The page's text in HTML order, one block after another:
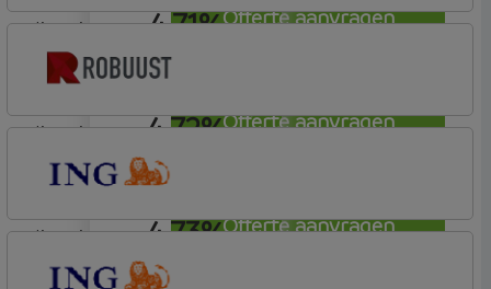
Offerte aanvragen
4,71%
Offerte aanvragen
lineair
4,72%
Offerte aanvragen
Basis
lineair
4,73%
lineair
Basis (Incl. Korting)